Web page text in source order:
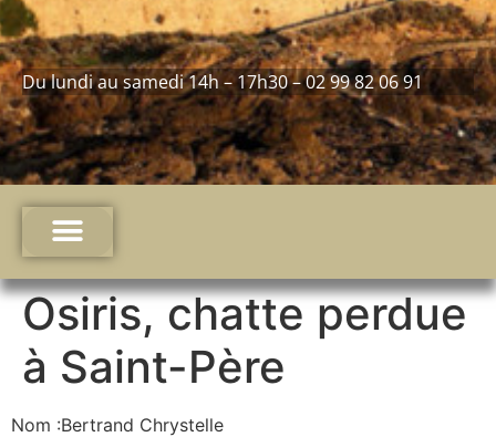
Du lundi au samedi 14h – 17h30 – 02 99 82 06 91
Osiris, chatte perdue
à Saint-Père
Nom :Bertrand Chrystelle